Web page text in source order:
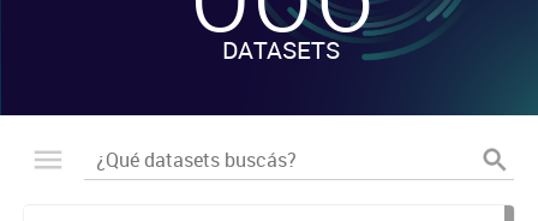
DATASETS